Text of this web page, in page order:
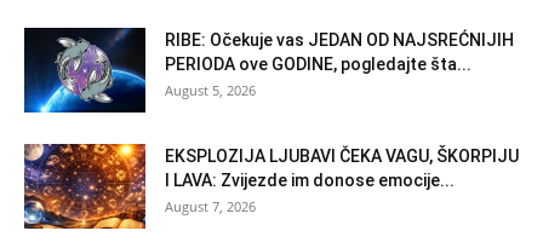
RIBE: Očekuje vas JEDAN OD NAJSREĆNIJIH
PERIODA ove GODINE, pogledajte šta...
August 5, 2026
EKSPLOZIJA LJUBAVI ČEKA VAGU, ŠKORPIJU
I LAVA: Zvijezde im donose emocije...
August 7, 2026